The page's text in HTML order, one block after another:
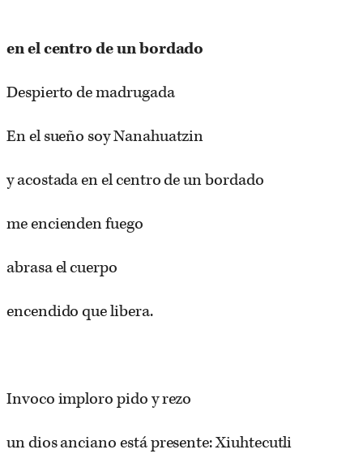
enelcentrodeunbordado
Despierto de madrugada
En el sueño soy Nanahuatzin
y acostada en el centro de un bordado
me encienden fuego
abrasa el cuerpo
encendido que libera.
Invoco imploro pido y rezo
un dios anciano está presente: Xiuhtecutli